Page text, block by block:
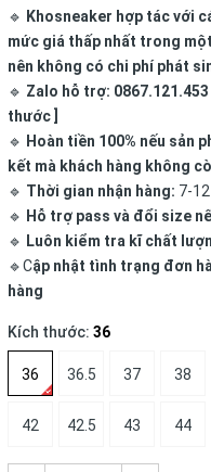
🔹 Khosneaker hợp tác với
mức giá thấp nhất trong
nên không có chi phí phát
🔹 Zalo hỗ trợ:
thước ]
🔹 Hoàn tiền 100% nếu sản
kết mà khách hàng không
🔹 Thời gian nhận hàng: 7-
🔹 Hỗ trợ pass và đổi size
🔹 Luôn kiểm tra kĩ chất
🔹Cập nhật tình trạng đơn
hàng
Kích thước: 36
36 36.5 37 38
42 42.5 43 44